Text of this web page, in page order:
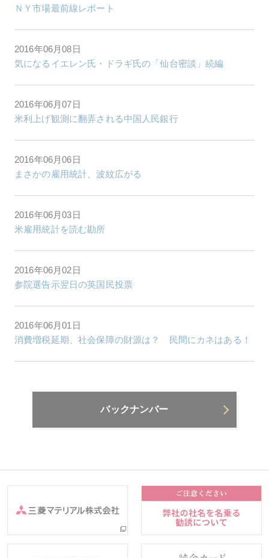
ＮＹ市場最前線レポート
2016年06月08日
気になるイエレン氏・ドラギ氏の「仙台密談」続編
2016年06月07日
米利上げ観測に翻弄される中国人民銀行
2016年06月06日
まさかの雇用統計、波紋広がる
2016年06月03日
米雇用統計を読む勘所
2016年06月02日
参院選告示翌日の英国民投票
2016年06月01日
消費増税延期、社会保障の財源は？ 民間にカネはある！
バックナンバー